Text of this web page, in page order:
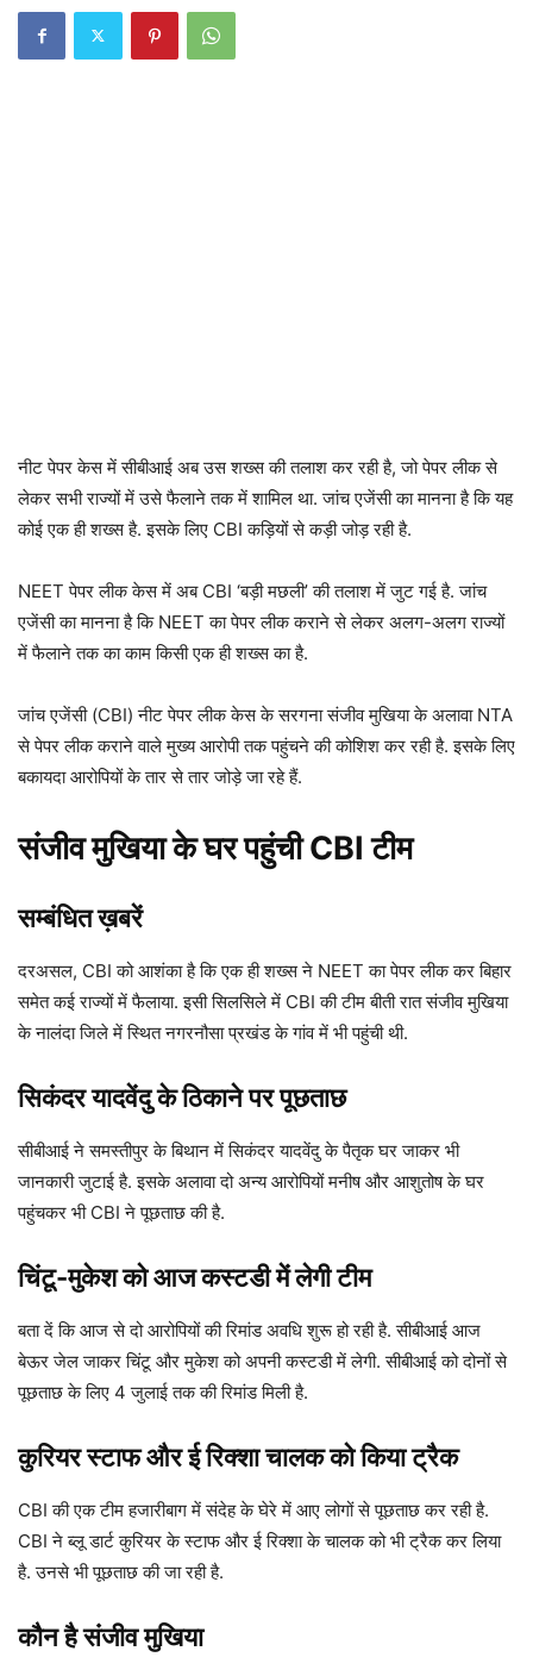
नीट पेपर केस में सीबीआई अब उस शख्स की तलाश कर रही है, जो पेपर लीक से
लेकर सभी राज्यों में उसे फैलाने तक में शामिल था. जांच एजेंसी का मानना है कि यह
कोई एक ही शख्स है. इसके लिए CBI कड़ियों से कड़ी जोड़ रही है.
NEET पेपर लीक केस में अब CBI ‘बड़ी मछली’ की तलाश में जुट गई है. जांच
एजेंसी का मानना है कि NEET का पेपर लीक कराने से लेकर अलग-अलग राज्यों
में फैलाने तक का काम किसी एक ही शख्स का है.
जांच एजेंसी (CBI) नीट पेपर लीक केस के सरगना संजीव मुखिया के अलावा NTA
से पेपर लीक कराने वाले मुख्य आरोपी तक पहुंचने की कोशिश कर रही है. इसके लिए
बकायदा आरोपियों के तार से तार जोड़े जा रहे हैं.
संजीव मुखिया के घर पहुंची CBI टीम
सम्बंधित ख़बरें
दरअसल, CBI को आशंका है कि एक ही शख्स ने NEET का पेपर लीक कर बिहार
समेत कई राज्यों में फैलाया. इसी सिलसिले में CBI की टीम बीती रात संजीव मुखिया
के नालंदा जिले में स्थित नगरनौसा प्रखंड के गांव में भी पहुंची थी.
सिकंदर यादवेंदु के ठिकाने पर पूछताछ
सीबीआई ने समस्तीपुर के बिथान में सिकंदर यादवेंदु के पैतृक घर जाकर भी
जानकारी जुटाई है. इसके अलावा दो अन्य आरोपियों मनीष और आशुतोष के घर
पहुंचकर भी CBI ने पूछताछ की है.
चिंटू-मुकेश को आज कस्टडी में लेगी टीम
बता दें कि आज से दो आरोपियों की रिमांड अवधि शुरू हो रही है. सीबीआई आज
बेऊर जेल जाकर चिंटू और मुकेश को अपनी कस्टडी में लेगी. सीबीआई को दोनों से
पूछताछ के लिए 4 जुलाई तक की रिमांड मिली है.
कुरियर स्टाफ और ई रिक्शा चालक को किया ट्रैक
CBI की एक टीम हजारीबाग में संदेह के घेरे में आए लोगों से पूछताछ कर रही है.
CBI ने ब्लू डार्ट कुरियर के स्टाफ और ई रिक्शा के चालक को भी ट्रैक कर लिया
है. उनसे भी पूछताछ की जा रही है.
कौन है संजीव मुखिया